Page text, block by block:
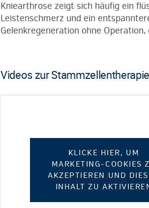
Kniearthrose zeigt sich häufig ein
Leistenschmerz und ein
Gelenkregeneration ohne
Videos zur Stammzellentherapie
KLICKE HIER, UM
MARKETING-COOKIES
AKZEPTIEREN UND
INHALT ZU